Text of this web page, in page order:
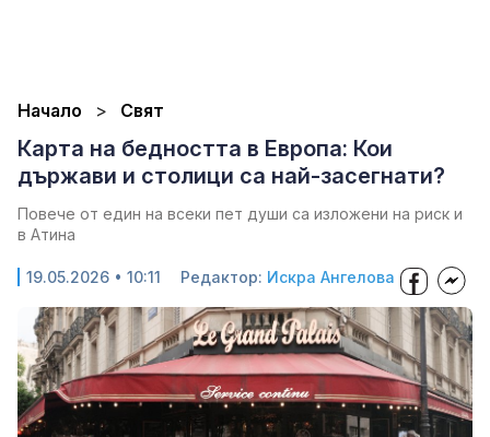
Начало Свят
Карта на бедността в Европа: Кои
държави и столици са най-засегнати?
Повече от един на всеки пет души са изложени на риск и
в Атина
19.05.2026 • 10:11 Редактор: Искра Ангелова